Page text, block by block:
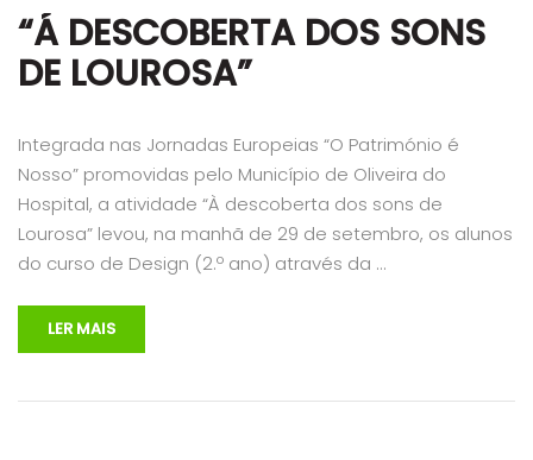
“Á DESCOBERTA DOS SONS
DE LOUROSA”
Integrada nas Jornadas Europeias “O Património é
Nosso” promovidas pelo Município de Oliveira do
Hospital, a atividade “À descoberta dos sons de
Lourosa” levou, na manhã de 29 de setembro, os alunos
do curso de Design (2.º ano) através da …
LER MAIS